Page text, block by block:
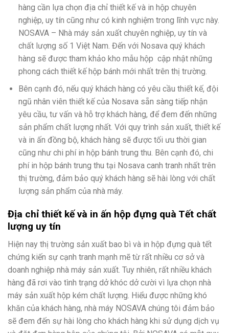
hàng cần lựa chọn địa chỉ thiết kế và in hộp chuyên
nghiệp, uy tín cũng như có kinh nghiệm trong lĩnh vực này.
NOSAVA – Nhà máy sản xuất chuyên nghiệp, uy tín và
chất lượng số 1 Việt Nam. Đến với Nosava quý khách
hàng sẽ được tham khảo kho mẫu hộp cập nhật những
phong cách thiết kế hộp bánh mới nhất trên thị trường.
Bên cạnh đó, nếu quý khách hàng có yêu cầu thiết kế, đội
ngũ nhân viên thiết kế của Nosava sẵn sàng tiếp nhận
yêu cầu, tư vấn và hỗ trợ khách hàng, để đem đến những
sản phẩm chất lượng nhất. Với quy trình sản xuất, thiết kế
và in ấn đồng bộ, khách hàng sẽ được tối ưu thời gian
cũng như chi phí in hộp bánh trung thu. Bên cạnh đó, chi
phí in hộp bánh trung thu tại Nosava canh tranh nhất trên
thị trường, đảm bảo quý khách hàng sẽ hài lòng với chất
lượng sản phẩm của nhà máy.
Địa chỉ thiết kế và in ấn hộp đựng quà Tết chất
lượng uy tín
Hiện nay thị trường sản xuất bao bì và in hộp đựng quà tết
chứng kiến sự cạnh tranh mạnh mẽ từ rất nhiều cơ sở và
doanh nghiệp nhà máy sản xuất. Tuy nhiên, rất nhiều khách
hàng đã rơi vào tình trạng dở khóc dở cười vì lựa chọn nhà
máy sản xuất hộp kém chất lượng. Hiểu được những khó
khăn của khách hàng, nhà máy NOSAVA chúng tôi đảm bảo
sẽ đem đến sự hài lòng cho khách hàng khi sử dụng dịch vụ